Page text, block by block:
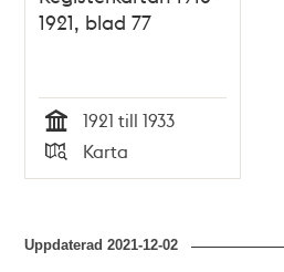
1921, blad 77
Tid
1921 till 1933
Typ
Karta
Uppdaterad2021-12-02